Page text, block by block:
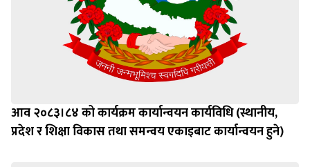
आव २०८३।८४ को कार्यक्रम कार्यान्वयन कार्यविधि (स्थानीय,
प्रदेश र शिक्षा विकास तथा समन्वय एकाइबाट कार्यान्वयन हुने)